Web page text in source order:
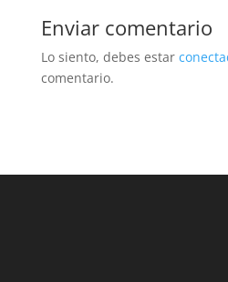
Enviar comentario
Lo siento, debes estar
comentario.